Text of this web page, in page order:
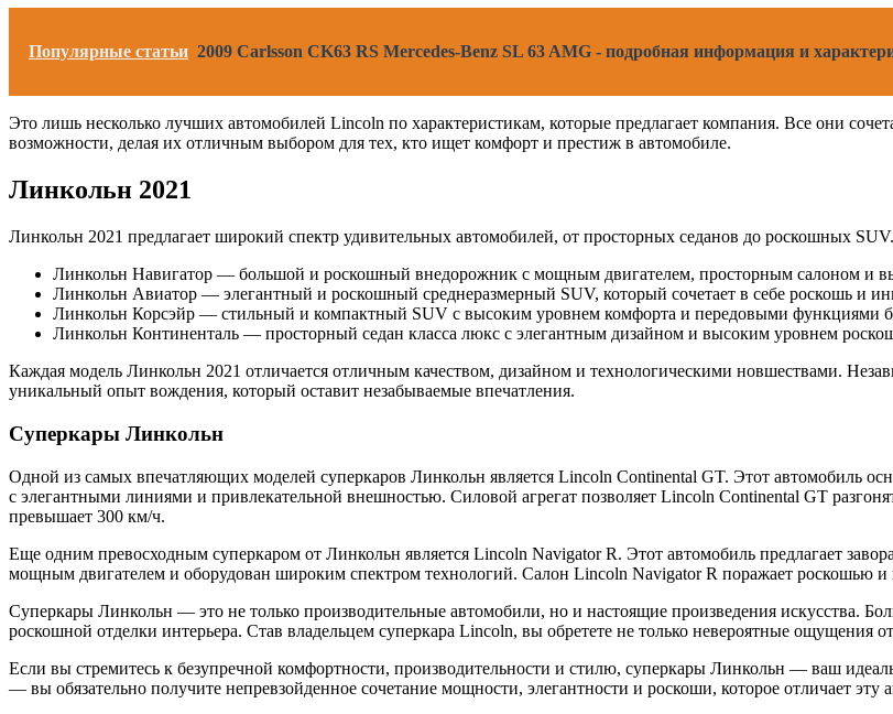
Популярные статьи 2009 Carlsson CK63 RS Mercedes-Benz SL 63 AMG - подробная информация и
Это лишь несколько лучших автомобилей Lincoln по характеристикам, которые предлагает компания. Все они
возможности, делая их отличным выбором для тех, кто ищет комфорт и престиж в автомобиле.
Линкольн 2021
Линкольн 2021 предлагает широкий спектр удивительных автомобилей, от просторных седанов до роскошных
Линкольн Навигатор — большой и роскошный внедорожник с мощным двигателем, просторным салоном и
Линкольн Авиатор — элегантный и роскошный среднеразмерный SUV, который сочетает в себе роскошь и
Линкольн Корсэйр — стильный и компактный SUV с высоким уровнем комфорта и передовыми функциями
Линкольн Континенталь — просторный седан класса люкс с элегантным дизайном и высоким уровнем
Каждая модель Линкольн 2021 отличается отличным качеством, дизайном и технологическими новшествами.
уникальный опыт вождения, который оставит незабываемые впечатления.
Суперкары Линкольн
Одной из самых впечатляющих моделей суперкаров Линкольн является Lincoln Continental GT. Этот автомобиль
с элегантными линиями и привлекательной внешностью. Силовой агрегат позволяет Lincoln Continental GT
превышает 300 км/ч.
Еще одним превосходным суперкаром от Линкольн является Lincoln Navigator R. Этот автомобиль предлагает
мощным двигателем и оборудован широким спектром технологий. Салон Lincoln Navigator R поражает роскошью и
Суперкары Линкольн — это не только производительные автомобили, но и настоящие произведения искусства.
роскошной отделки интерьера. Став владельцем суперкара Lincoln, вы обретете не только невероятные
Если вы стремитесь к безупречной комфортности, производительности и стилю, суперкары Линкольн — ваш
— вы обязательно получите непревзойденное сочетание мощности, элегантности и роскоши, которое отличает